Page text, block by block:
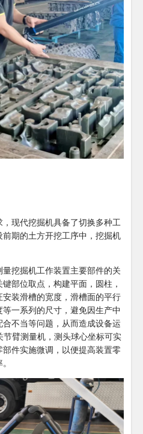
现代挖掘机具备了切换多种工
期的土方开挖工序中，挖掘机
挖掘机工作装置主要部件的关
部位取点，构建平面，圆柱，
装滑槽的宽度，滑槽面的平行
一系列的尺寸，避免因生产中
不当等问题，从而造成设备运
臂测量机，测头球心坐标可实
件实施微调，以便提高装置零